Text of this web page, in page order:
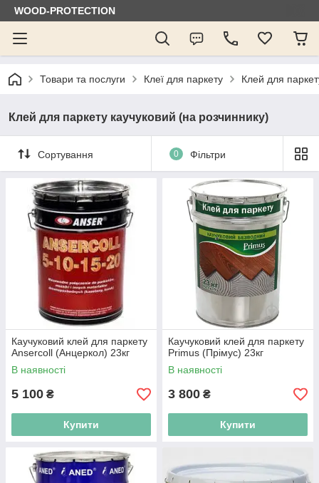
WOOD-PROTECTION
Товари та послуги Клеї для паркету Клей для
Клей для паркету каучуковий (на розчиннику)
Сортування 0 Фільтри
Каучуковий клей для паркету
Ansercoll (Анцеркол) 23кг
В наявності
5 100 ₴
Купити
Каучуковий клей для паркету
Primus (Прімус) 23кг
В наявності
3 800 ₴
Купити